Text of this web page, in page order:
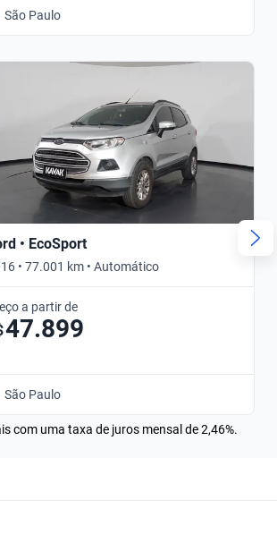
São Paulo
• EcoSport
• 77.001 km • Automático
a partir de
47.899
São Paulo
com uma taxa de juros mensal de 2,46%.